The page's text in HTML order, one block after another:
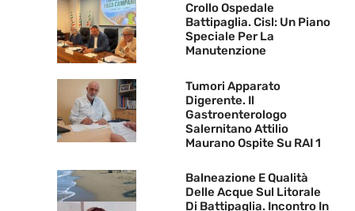
Crollo Ospedale
Battipaglia. Cisl: Un Piano
Speciale Per La
Manutenzione
Tumori Apparato
Digerente. Il
Gastroenterologo
Salernitano Attilio
Maurano Ospite Su RAI 1
Balneazione E Qualità
Delle Acque Sul Litorale
Di Battipaglia. Incontro In